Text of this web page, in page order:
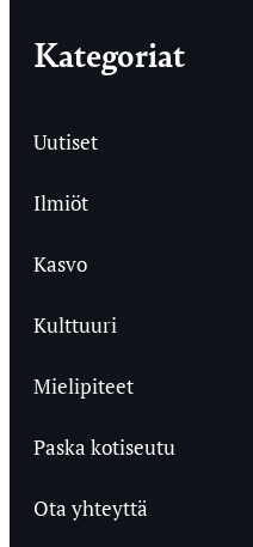
Kategoriat
Uutiset
Ilmiöt
Kasvo
Kulttuuri
Mielipiteet
Paska kotiseutu
Ota yhteyttä